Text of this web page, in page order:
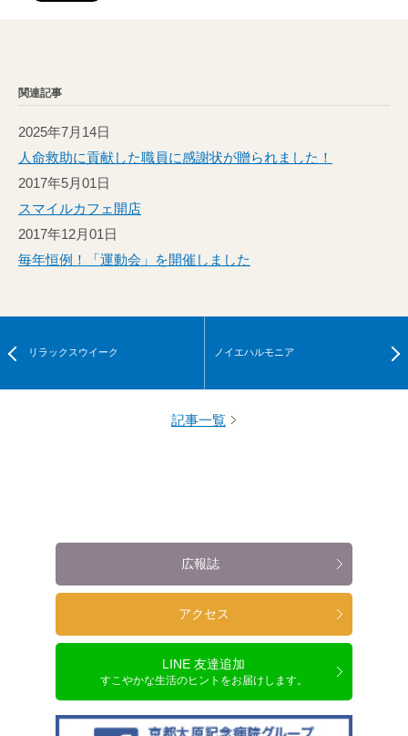
関連記事
2025年7月14日
人命救助に貢献した職員に感謝状が贈られました！
2017年5月01日
スマイルカフェ開店
2017年12月01日
毎年恒例！「運動会」を開催しました
リラックスウイーク ノイエハルモニア
記事一覧
広報誌
アクセス
LINE 友達追加
すこやかな生活のヒントをお届けします。